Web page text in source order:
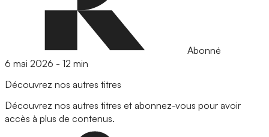
Abonné
6 mai 2026 - 12 min
Découvrez nos autres titres
Découvrez nos autres titres et abonnez-vous pour avoir
accès à plus de contenus.